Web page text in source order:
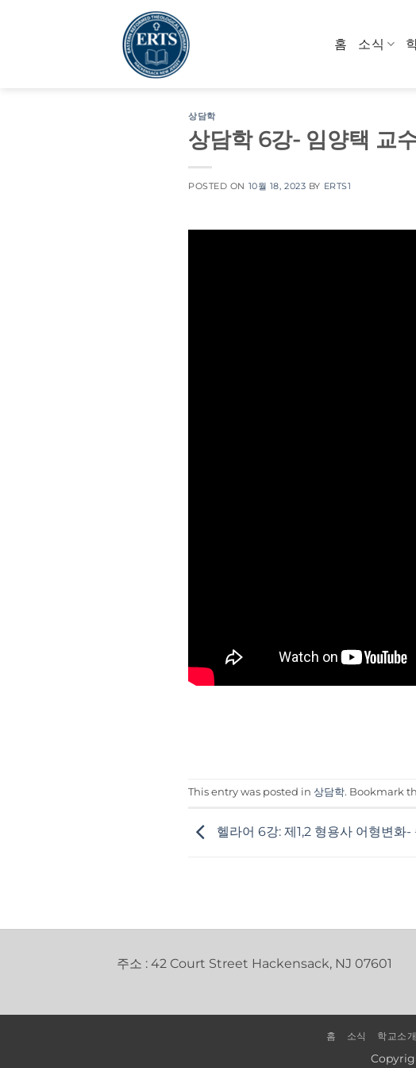
홈 소식
상담학
상담학 6강- 임양택 교
POSTED ON 10월 18, 2023 BY ERTS1
This entry was posted in 상담학. Bookmark
헬라어 6강: 제1,2 형용사 어형변화-
주소 : 42 Court Street Hackensack, NJ 07601
홈 소식 학교소개